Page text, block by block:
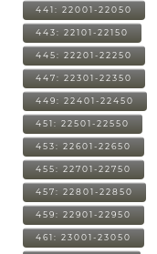
441: 22001-22050
443: 22101-22150
445: 22201-22250
447: 22301-22350
449: 22401-22450
451: 22501-22550
453: 22601-22650
455: 22701-22750
457: 22801-22850
459: 22901-22950
461: 23001-23050